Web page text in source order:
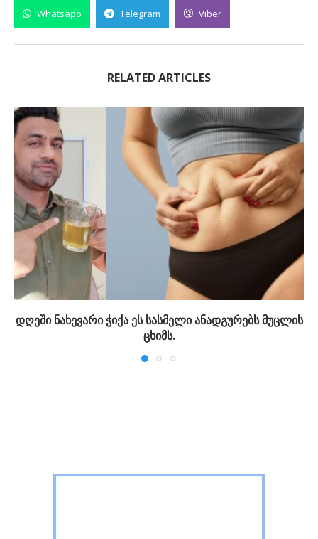
Whatsapp Telegram Viber
RELATED ARTICLES
დღეში ნახევარი ჭიქა ეს სასმელი ანადგურებს მუცლის
ცხიმს.